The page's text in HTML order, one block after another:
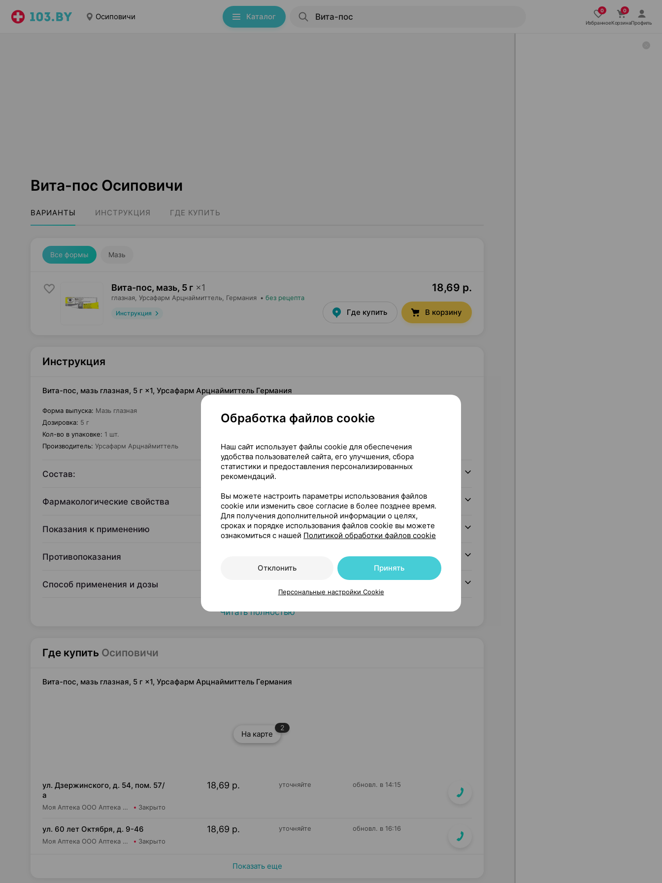
Осиповичи Каталог
ИзбранноеКорзинаПрофиль
Вита-пос Осиповичи
ВАРИАНТЫ ИНСТРУКЦИЯ ГДЕ КУПИТЬ
Все формы Мазь
Вита-пос, мазь, 5 г ×1
глазная, Урсафарм Арцнаймиттель , Германия • без рецепта
Инструкция
18,69 р.
Где купить В корзину
Инструкция
Вита-пос, мазь глазная, 5 г ×1, Урсафарм Арцнаймиттель Германия
Форма выпуска: Мазь глазная
Дозировка: 5 г
Кол-во в упаковке: 1 шт.
Производитель: Урсафарм Арцнаймиттель
Состав:
Фармакологические свойства
Показания к применению
Противопоказания
Способ применения и дозы
Читать полностью
Где купить Осиповичи
Вита-пос, мазь глазная, 5 г ×1, Урсафарм Арцнаймиттель Германия
На карте
2
ул. Дзержинского, д. 54, пом. 57/
а
Моя Аптека ООО Аптека №53 Закрыто
18,69 р. уточняйте обновл. в 14:15
ул. 60 лет Октября, д. 9-46
Моя Аптека ООО Аптека №91 Закрыто
18,69 р. уточняйте обновл. в 16:16
Показать еще
Обработка файлов cookie
Наш сайт использует файлы cookie для обеспечения
удобства пользователей сайта, его улучшения, сбора
статистики и предоставления персонализированных
рекомендаций.
Вы можете настроить параметры использования файлов
cookie или изменить свое согласие в более позднее время.
Для получения дополнительной информации о целях,
сроках и порядке использования файлов cookie вы можете
ознакомиться с нашей Политикой обработки файлов cookie
Отклонить Принять
Персональные настройки Cookie